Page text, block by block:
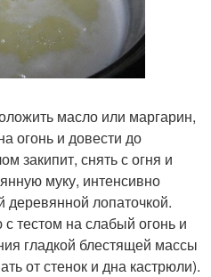
масло или маргарин,
огонь и довести до
закипит, снять с огня и
муку, интенсивно
лопаточкой.
тестом на слабый огонь и
гладкой блестящей массы
от стенок и дна кастрюли).